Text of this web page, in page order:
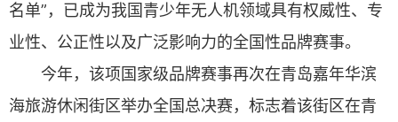
名单”，已成为我国青少年无人机领域具有权威性、专
业性、公正性以及广泛影响力的全国性品牌赛事。
今年，该项国家级品牌赛事再次在青岛嘉年华滨
海旅游休闲街区举办全国总决赛，标志着该街区在青